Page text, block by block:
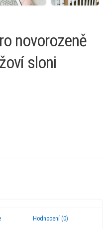
novorozeně
sloni
Hodnocení (0)